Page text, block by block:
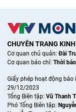
CHUYÊN TRANG
Cơ quan chủ quản:Đài
Cơ quan báo chí: Thời
Giấy phép hoạt động báo
29/12/2023
Tổng Biên tập: Vũ Thanh
Phó Tổng Biên tập: